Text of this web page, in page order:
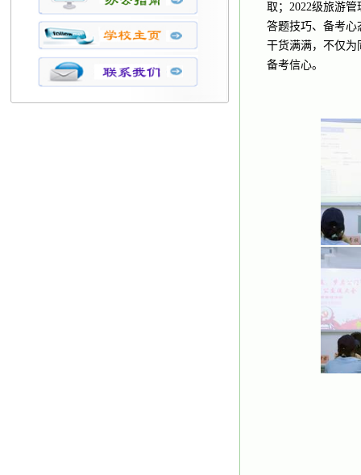
取；2022级旅游
答题技巧、备考心
干货满满，不仅为
备考信心。